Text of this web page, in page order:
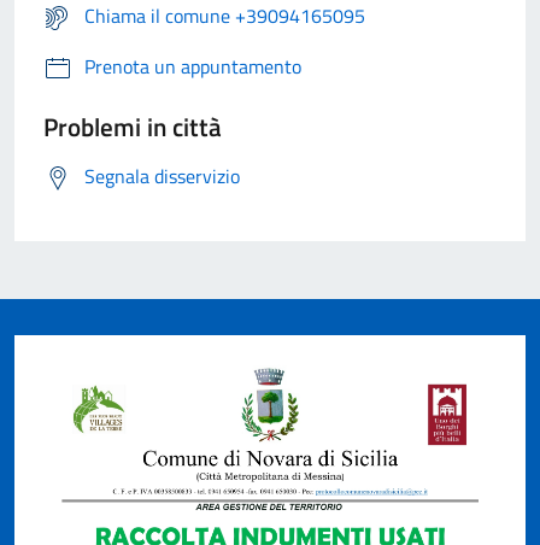
Chiama il comune +39094165095
Prenota un appuntamento
Problemi in città
Segnala disservizio